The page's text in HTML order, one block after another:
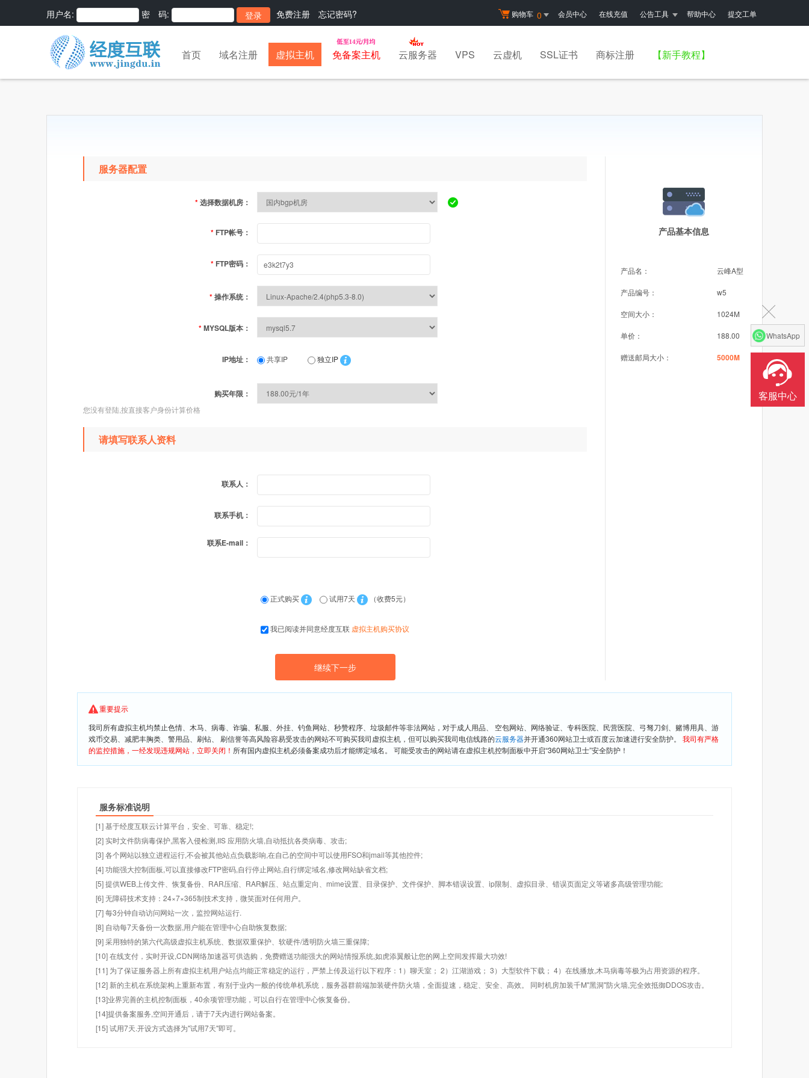
购物车 0 会员中心 在线充值 公告工具 帮助中心 提交工单
用户名: 密 码: 免费注册 忘记密码?
首页 域名注册 虚拟主机 免备案主机 云服务器 VPS 云虚机 SSL证书 商标注册 【新手教程】
产品基本信息
产品名： 云峰A型
产品编号： w5
空间大小： 1024M
单价： 188.00
赠送邮局大小： 5000M
服务器配置
*选择数据机房：
* FTP帐号：
* FTP密码：
*操作系统：
*MYSQL版本：
IP地址： 共享IP 独立IP
购买年限：
您没有登陆,按直接客户身份计算价格
请填写联系人资料
联系人：
联系手机：
联系E-mail：
正式购买 试用7天 （收费5元）
我已阅读并同意经度互联 虚拟主机购买协议
重要提示
我司所有虚拟主机均禁止色情、木马、病毒、诈骗、私服、外挂、钓鱼网站、秒赞程序、垃圾邮件等非法网站，对于成人用品、 空包网站、网络验证、专科医院、民营医院、弓驽刀剑、赌博用具、游
戏币交易、减肥丰胸类、警用品、刷钻、 刷信誉等高风险容易受攻击的网站不可购买我司虚拟主机，但可以购买我司电信线路的云服务器并开通360网站卫士或百度云加速进行安全防护。 我司有严格
的监控措施，一经发现违规网站，立即关闭！ 所有国内虚拟主机必须备案成功后才能绑定域名。 可能受攻击的网站请在虚拟主机控制面板中开启“360网站卫士”安全防护！
服务标准说明
[1] 基于经度互联云计算平台，安全、可靠、稳定!;
[2] 实时文件防病毒保护,黑客入侵检测,IIS 应用防火墙,自动抵抗各类病毒、攻击;
[3] 各个网站以独立进程运行,不会被其他站点负载影响,在自己的空间中可以使用FSO和jmail等其他控件;
[4] 功能强大控制面板,可以直接修改FTP密码,自行停止网站,自行绑定域名,修改网站缺省文档;
[5] 提供WEB上传文件、恢复备份、RAR压缩、RAR解压、站点重定向、mime设置、目录保护、文件保护、脚本错误设置、ip限制、虚拟目录、错误页面定义等诸多高级管理功能;
[6] 无障碍技术支持：24×7×365制技术支持，微笑面对任何用户。
[7] 每3分钟自动访问网站一次，监控网站运行.
[8] 自动每7天备份一次数据,用户能在管理中心自助恢复数据;
[9] 采用独特的第六代高级虚拟主机系统、数据双重保护、软硬件/透明防火墙三重保障;
[10] 在线支付，实时开设,CDN网络加速器可供选购，免费赠送功能强大的网站情报系统,如虎添翼般让您的网上空间发挥最大功效!
[11] 为了保证服务器上所有虚拟主机用户站点均能正常稳定的运行，严禁上传及运行以下程序：1）聊天室； 2）江湖游戏； 3）大型软件下载； 4）在线播放,木马病毒等极为占用资源的程序。
[12] 新的主机在系统架构上重新布置，有别于业内一般的传统单机系统，服务器群前端加装硬件防火墙，全面提速，稳定、安全、高效。 同时机房加装千M"黑洞"防火墙,完全效抵御DDOS攻击。
[13]业界完善的主机控制面板，40余项管理功能，可以自行在管理中心恢复备份。
[14]提供备案服务,空间开通后，请于7天内进行网站备案。
[15] 试用7天.开设方式选择为"试用7天"即可。
WhatsApp
客服中心